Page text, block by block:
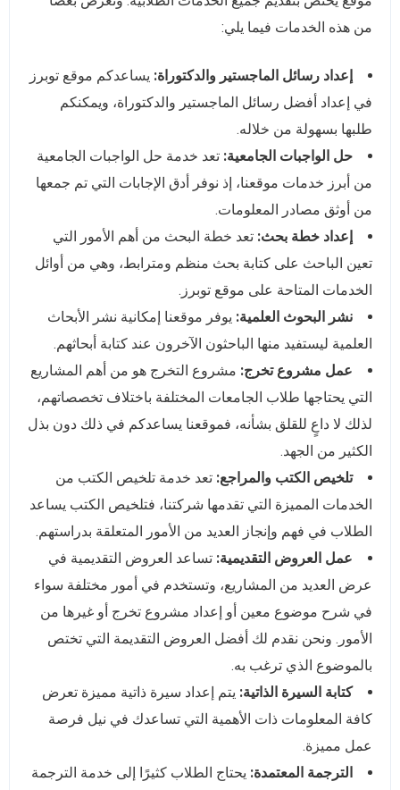
من هذه الخدمات فيما يلي:
إعداد رسائل الماجستير والدكتوراة: يساعدكم موقع توبرز
في إعداد أفضل رسائل الماجستير والدكتوراة، ويمكنكم
طلبها بسهولة من خلاله.
حل الواجبات الجامعية: تعد خدمة حل الواجبات الجامعية
من أبرز خدمات موقعنا، إذ نوفر أدق الإجابات التي تم جمعها
من أوثق مصادر المعلومات.
إعداد خطة بحث: تعد خطة البحث من أهم الأمور التي
تعين الباحث على كتابة بحث منظم ومترابط، وهي من أوائل
الخدمات المتاحة على موقع توبرز.
نشر البحوث العلمية: يوفر موقعنا إمكانية نشر الأبحاث
العلمية ليستفيد منها الباحثون الآخرون عند كتابة أبحاثهم.
عمل مشروع تخرج: مشروع التخرج هو من أهم المشاريع
التي يحتاجها طلاب الجامعات المختلفة باختلاف تخصصاتهم،
لذلك لا داعٍ للقلق بشأنه، فموقعنا يساعدكم في ذلك دون بذل
الكثير من الجهد.
تلخيص الكتب والمراجع: تعد خدمة تلخيص الكتب من
الخدمات المميزة التي تقدمها شركتنا، فتلخيص الكتب يساعد
الطلاب في فهم وإنجاز العديد من الأمور المتعلقة بدراستهم.
عمل العروض التقديمية: تساعد العروض التقديمية في
عرض العديد من المشاريع، وتستخدم في أمور مختلفة سواء
في شرح موضوع معين أو إعداد مشروع تخرج أو غيرها من
الأمور. ونحن نقدم لك أفضل العروض التقديمة التي تختص
بالموضوع الذي ترغب به.
كتابة السيرة الذاتية: يتم إعداد سيرة ذاتية مميزة تعرض
كافة المعلومات ذات الأهمية التي تساعدك في نيل فرصة
عمل مميزة.
الترجمة المعتمدة: يحتاج الطلاب كثيرًا إلى خدمة الترجمة